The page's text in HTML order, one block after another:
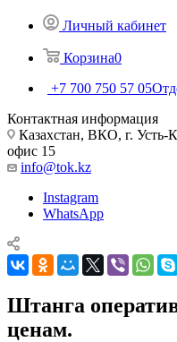
Личный кабинет
Корзина0
+7 700 750 57 05
Контактная информация
Казахстан, ВКО, г. Усть-
офис 15
info@tok.kz
Instagram
WhatsApp
Штанга
ценам.